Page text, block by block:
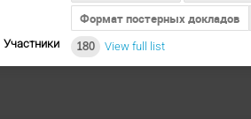
Формат постерных докладов
Участники 180 View full list